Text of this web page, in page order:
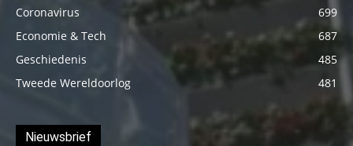
Coronavirus
699
Economie & Tech
687
Geschiedenis
485
Tweede Wereldoorlog
481
Nieuwsbrief